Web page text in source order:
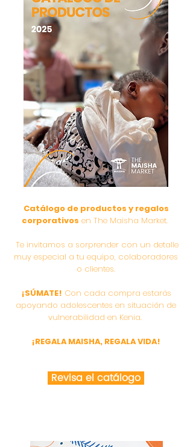
Catálogo de productos y regalos
corporativos en The Maisha Market.
Te invitamos a sorprender con un detalle
muy especial a tu equipo, colaboradores
o clientes.
¡SÚMATE! Con cada compra estarás
apoyando adolescentes en situación de
vulnerabilidad en Kenia.
¡REGALA MAISHA, REGALA VIDA!
Revisa el catálogo